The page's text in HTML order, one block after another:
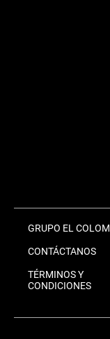
GRUPO EL
CONTÁCTANOS
TÉRMINOS Y
CONDICIONES